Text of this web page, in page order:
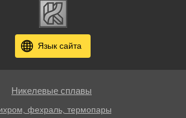
Язык сайта
Никелевые сплавы
фехраль, термопары